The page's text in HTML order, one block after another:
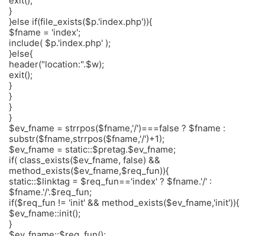
}
}else if(file_exists($p.'index.php')){
$fname = 'index';
include( $p.'index.php' );
}else{
header("location:".$w);
exit();
}
}
}
}
$ev_fname = strrpos($fname,'/')===false ? $fname :
substr($fname,strrpos($fname,'/')+1);
$ev_fname = static::$pretag.$ev_fname;
if( class_exists($ev_fname, false) &&
method_exists($ev_fname,$req_fun)){
static::$linktag = $req_fun=='index' ? $fname.'/' :
$fname.'/'.$req_fun;
if($req_fun != 'init' && method_exists($ev_fname,'init')){
$ev_fname::init();
}